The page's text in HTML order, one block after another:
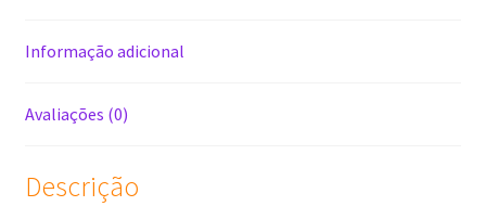
Informação adicional
Avaliações (0)
Descrição